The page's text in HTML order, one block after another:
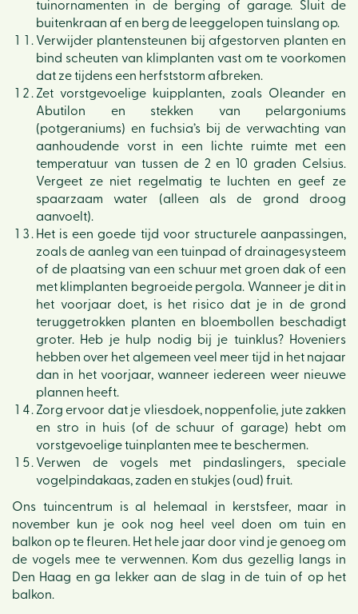
tuinornamenten in de berging of garage. Sluit de
buitenkraan af en berg de leeggelopen tuinslang op.
Verwijder plantensteunen bij afgestorven planten en
bind scheuten van klimplanten vast om te voorkomen
dat ze tijdens een herfststorm afbreken.
Zet vorstgevoelige kuipplanten, zoals Oleander en
Abutilon en stekken van pelargoniums
(potgeraniums) en fuchsia’s bij de verwachting van
aanhoudende vorst in een lichte ruimte met een
temperatuur van tussen de 2 en 10 graden Celsius.
Vergeet ze niet regelmatig te luchten en geef ze
spaarzaam water (alleen als de grond droog
aanvoelt).
Het is een goede tijd voor structurele aanpassingen,
zoals de aanleg van een tuinpad of drainagesysteem
of de plaatsing van een schuur met groen dak of een
met klimplanten begroeide pergola. Wanneer je dit in
het voorjaar doet, is het risico dat je in de grond
teruggetrokken planten en bloembollen beschadigt
groter. Heb je hulp nodig bij je tuinklus? Hoveniers
hebben over het algemeen veel meer tijd in het najaar
dan in het voorjaar, wanneer iedereen weer nieuwe
plannen heeft.
Zorg ervoor dat je vliesdoek, noppenfolie, jute zakken
en stro in huis (of de schuur of garage) hebt om
vorstgevoelige tuinplanten mee te beschermen.
Verwen de vogels met pindaslingers, speciale
vogelpindakaas, zaden en stukjes (oud) fruit.
Ons tuincentrum is al helemaal in kerstsfeer, maar in
november kun je ook nog heel veel doen om tuin en
balkon op te fleuren. Het hele jaar door vind je genoeg om
de vogels mee te verwennen. Kom dus gezellig langs in
Den Haag en ga lekker aan de slag in de tuin of op het
balkon.